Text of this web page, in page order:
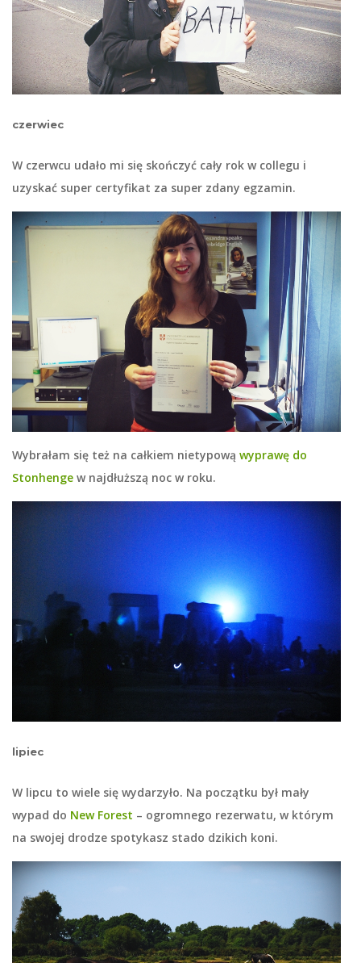
czerwiec
W czerwcu udało mi się skończyć cały rok w collegu i
uzyskać super certyfikat za super zdany egzamin.
Wybrałam się też na całkiem nietypową wyprawę do
Stonhenge w najdłuższą noc w roku.
lipiec
W lipcu to wiele się wydarzyło. Na początku był mały
wypad do New Forest – ogromnego rezerwatu, w którym
na swojej drodze spotykasz stado dzikich koni.